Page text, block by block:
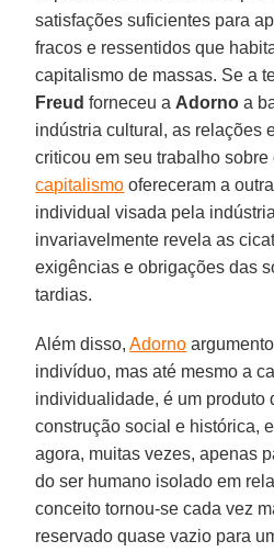
satisfações suficientes para
fracos e ressentidos que
capitalismo de massas. Se a
Freudforneceu a Adorno a
indústria cultural, as relações
criticou em seu trabalho sobre
capitalismo ofereceram a
individual visada pela
invariavelmente revela as
exigências e obrigações das
tardias.
Além disso,Adorno
indivíduo, mas até mesmo a
individualidade, é um produto
construção social e histórica,
agora, muitas vezes, apenas
do ser humano isolado em
conceito tornou-se cada vez
reservado quase vazio para